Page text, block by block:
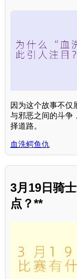
因为这个故事不仅
与邪恶之间的斗争
择道路。
血洗鳄鱼仇
3月19日骑
点？**